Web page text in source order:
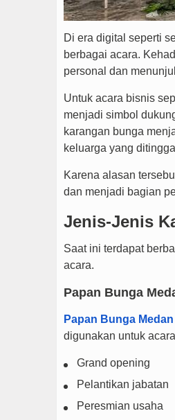
Di era digital seperti
berbagai acara.
personal dan
Untuk acara bisnis
menjadi simbol
karangan bunga
keluarga yang
Karena alasan
dan menjadi bagian
Jenis-Jenis
Saat ini terdapat
acara.
Papan Bunga
Papan Bunga Medan
digunakan untuk
Grand opening
Pelantikan jabatan
Peresmian usaha